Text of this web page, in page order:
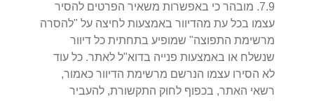
7.9
. מובהר כי באפשרות משאיר הפרטים להסיר
עצמו בכל עת מהדיוור באמצעות לחיצה על "להסרה
מרשימת התפוצה" שמופיע בתחתית כל דיוור
שנשלח או באמצעות פנייה בדוא"ל לאתר. כל עוד
לא הסירו עצמו הנרשם מרשימת הדיוור כאמור,
רשאי האתר, בכפוף לחוק התקשורת, להעביר